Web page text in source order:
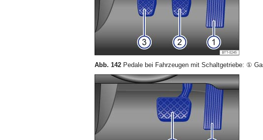
Abb. 142 Pedale bei Fahrzeugen mit Schaltgetriebe: ①